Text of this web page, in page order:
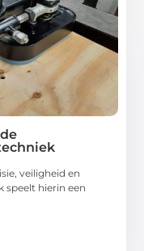
veiligheid en
speelt hierin een